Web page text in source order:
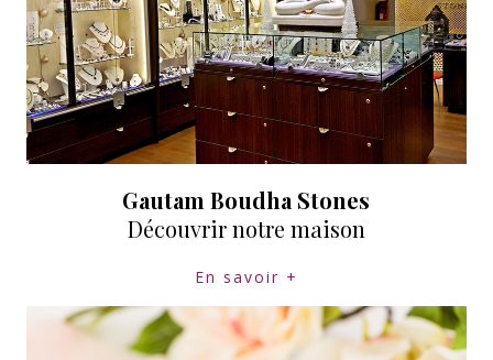
Gautam Boudha Stones
Découvrir notre maison
En savoir +